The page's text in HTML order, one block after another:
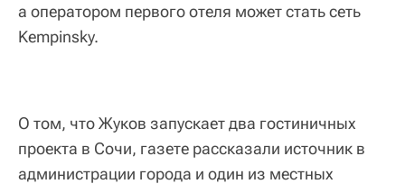
а оператором первого отеля может стать сеть
Kempinsky.
О том, что Жуков запускает два гостиничных
проекта в Сочи, газете рассказали источник в
администрации города и один из местных